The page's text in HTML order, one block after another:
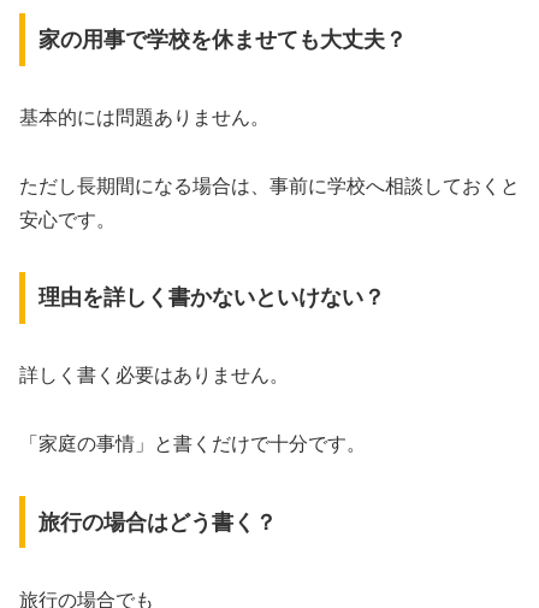
家の用事で学校を休ませても大丈夫？
基本的には問題ありません。
ただし長期間になる場合は、事前に学校へ相談しておくと
安心です。
理由を詳しく書かないといけない？
詳しく書く必要はありません。
「家庭の事情」と書くだけで十分です。
旅行の場合はどう書く？
旅行の場合でも